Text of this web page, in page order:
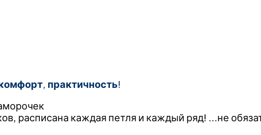
, практичность!
расписана каждая петля и каждый ряд! …не